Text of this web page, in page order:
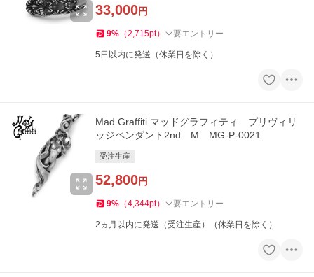
33,000円
9% （2,715pt） 要エントリー
5日以内に発送（休業日を除く）
Mad Graffiti マッドグラフィティ プリヴィリ
ッジペンダント2nd M MG-P-0021
受注生産
52,800円
9% （4,344pt） 要エントリー
2ヵ月以内に発送（受注生産）（休業日を除く）